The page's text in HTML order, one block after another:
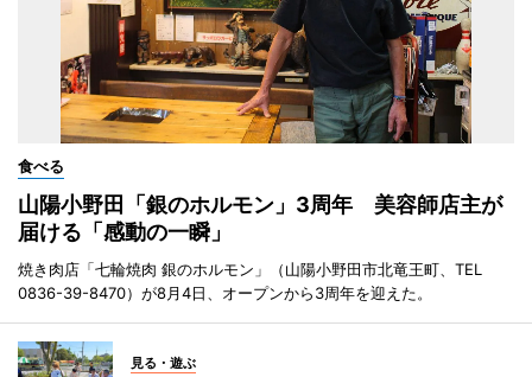
食べる
山陽小野田「銀のホルモン」3周年 美容師店主が
届ける「感動の一瞬」
焼き肉店「七輪焼肉 銀のホルモン」（山陽小野田市北竜王町、TEL
0836-39-8470）が8月4日、オープンから3周年を迎えた。
見る・遊ぶ